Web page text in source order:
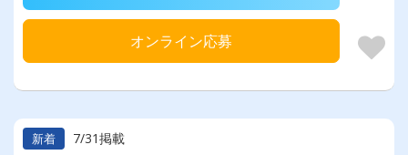
オンライン応募
新着 7/31掲載